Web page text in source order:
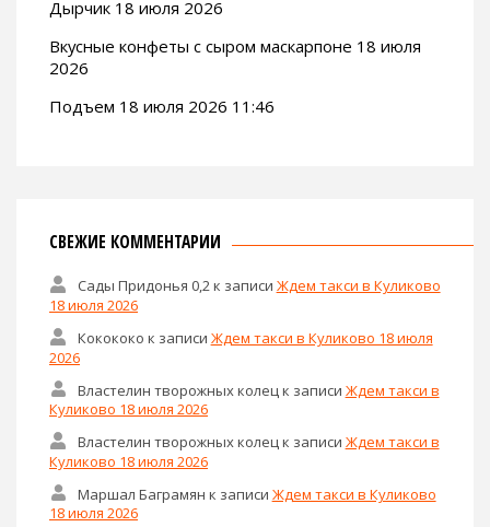
Дырчик 18 июля 2026
Вкусные конфеты с сыром маскарпоне 18 июля
2026
Подъем 18 июля 2026 11:46
СВЕЖИЕ КОММЕНТАРИИ
Сады Придонья 0,2к записи Ждем такси в Куликово
18 июля 2026
Кокококо к записи Ждем такси в Куликово 18 июля
2026
Властелин творожных колец к записи Ждем такси в
Куликово 18 июля 2026
Властелин творожных колецк записи Ждем такси в
Куликово 18 июля 2026
Маршал Баграмян к записи Ждем такси в Куликово
18 июля 2026